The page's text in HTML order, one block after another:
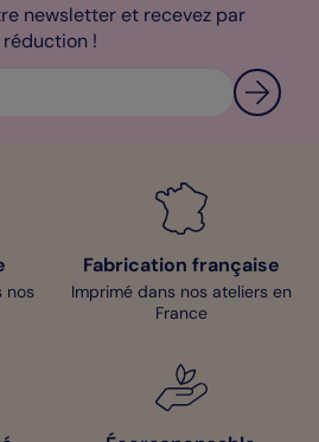
newsletter et recevez par
!
nos
Fabrication française
Imprimé dans nos ateliers en
France